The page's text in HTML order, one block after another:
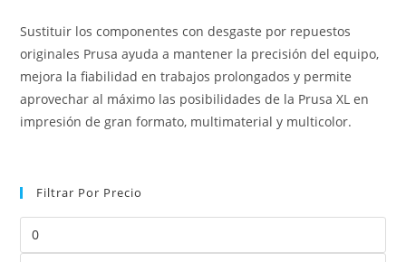
Sustituir los componentes con desgaste por repuestos
originales Prusa ayuda a mantener la precisión del equipo,
mejora la fiabilidad en trabajos prolongados y permite
aprovechar al máximo las posibilidades de la Prusa XL en
impresión de gran formato, multimaterial y multicolor.
Filtrar Por Precio